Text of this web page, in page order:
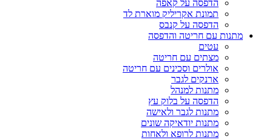
הדפסה על קאפה
תמונת אקריליק מוארת לד
הדפסה על קנבס
מתנות עם חריטה והדפסה
עטים
מצתים עם חריטה
אולרים וסכינים עם חריטה
ארנקים לגבר
מתנות למנהל
הדפסה על בלוק עץ
מתנות לגבר ולאישה
מתנות יודאיקה שונים
מתנות לרופא ולאחות